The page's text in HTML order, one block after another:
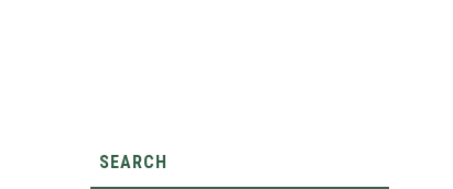
SEARCH